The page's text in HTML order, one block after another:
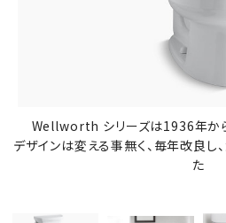
Wellworth シリーズは1936年か
デザインは変える事無く、毎年改良し
た